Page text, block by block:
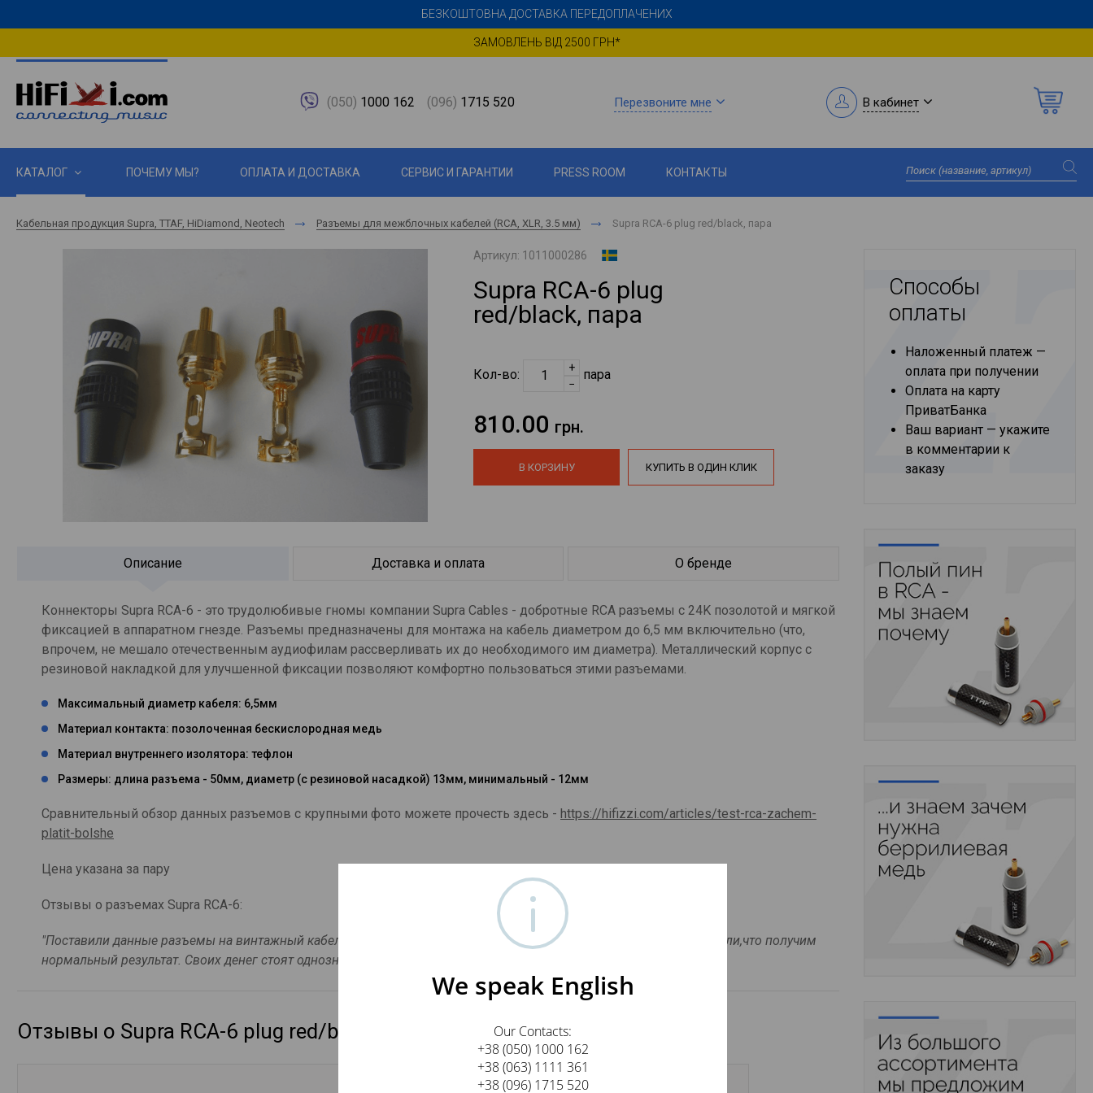
БЕЗКОШТОВНА ДОСТАВКА ПЕРЕДОПЛАЧЕНИХ
ЗАМОВЛЕНЬ ВІД 2500 ГРН*
(050) 1000 162 (096) 1715 520 Перезвоните мне В кабинет
КАТАЛОГ ПОЧЕМУ МЫ? ОПЛАТА И ДОСТАВКА СЕРВИС И ГАРАНТИИ PRESS ROOM КОНТАКТЫ
Кабельная продукция Supra, TTAF, HiDiamond, Neotech Разъемы для межблочных кабелей (RCA, XLR, 3.5 мм) Supra RCA-6 plug red/black, пара
Артикул: 1011000286
Supra RCA-6 plug
red/black, пара
Кол-во:
−
+ пара
810.00 грн.
В КОРЗИНУ КУПИТЬ В ОДИН КЛИК
Описание Доставка и оплата О бренде
Коннекторы Supra RCA-6 - это трудолюбивые гномы компании Supra Cables - добротные RCA разъемы с 24K позолотой и мягкой
фиксацией в аппаратном гнезде. Разъемы предназначены для монтажа на кабель диаметром до 6,5 мм включительно (что,
впрочем, не мешало отечественным аудиофилам рассверливать их до необходимого им диаметра). Металлический корпус с
резиновой накладкой для улучшенной фиксации позволяют комфортно пользоваться этими разъемами.
Максимальный диаметр кабеля: 6,5мм
Материал контакта: позолоченная бескислородная медь
Материал внутреннего изолятора: тефлон
Размеры: длина разъема - 50мм, диаметр (с резиновой насадкой) 13мм, минимальный - 12мм
Сравнительный обзор данных разъемов с крупными фото можете прочесть здесь - https://hifizzi.com/articles/test-rca-zachem-
platit-bolshe
Цена указана за пару
Отзывы о разъемах Supra RCA-6:
"Поставили данные разъемы на винтажный кабель - довольны! Supra не нуждается в представлении, а потому знали,что получим
нормальный результат. Своих денег стоят однозначно!"
Отзывы о Supra RCA-6 plug red/black, пара
Способы
оплаты
Наложенный платеж —
оплата при получении
Оплата на карту
ПриватБанка
Ваш вариант — укажите
в комментарии к
заказу
We speak English
Our Contacts:
+38 (050) 1000 162
+38 (063) 1111 361
+38 (096) 1715 520